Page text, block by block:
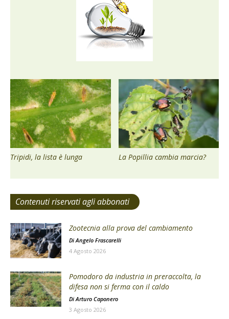
Tripidi, la lista è lunga La Popillia cambia marcia?
Contenuti riservati agli abbonati
Zootecnia alla prova del cambiamento
DiAngelo Frascarelli
4 Agosto 2026
Pomodoro da industria in preraccolta, la
difesa non si ferma con il caldo
Di Arturo Caponero
3 Agosto 2026